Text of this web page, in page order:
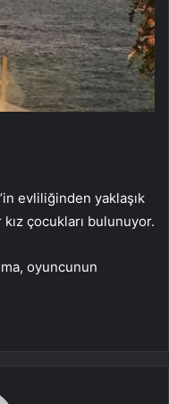
evliliğinden yaklaşık
çocukları bulunuyor.
oyuncunun